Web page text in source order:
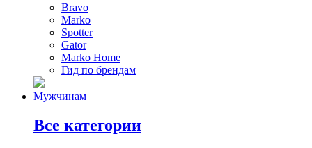
Bravo
Marko
Spotter
Gator
Marko Home
Гид по брендам
Мужчинам
Все категории